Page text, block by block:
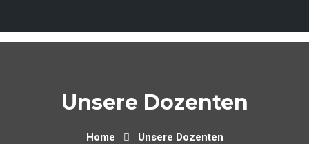
Skip
Unsere Dozenten
Home Unsere Dozenten